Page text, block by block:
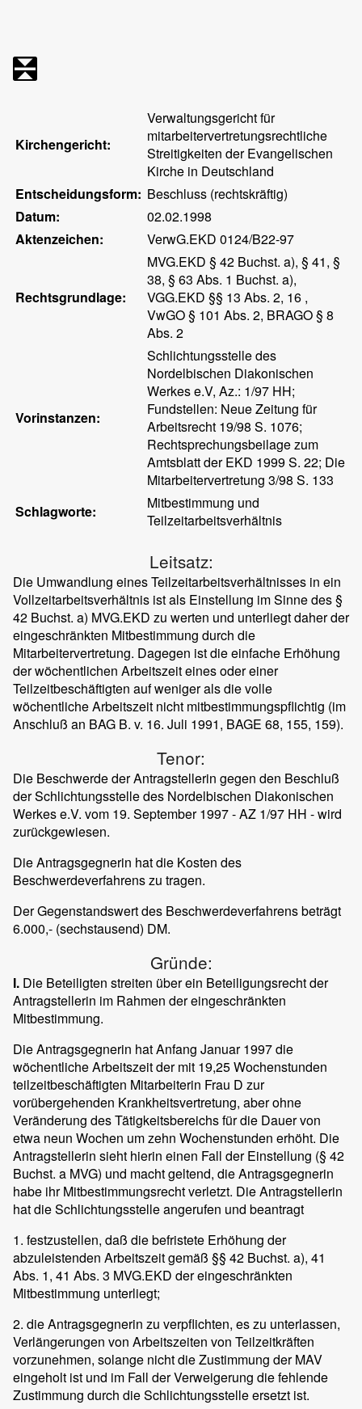
Kirchengericht:
Verwaltungsgericht für
mitarbeitervertretungsrechtliche
Streitigkeiten der Evangelischen
Kirche in Deutschland
Entscheidungsform: Beschluss (rechtskräftig)
Datum:
02.02.1998
Aktenzeichen:
VerwG.EKD 0124/B22-97
Rechtsgrundlage:
MVG.EKD § 42 Buchst. a), § 41, §
38, § 63 Abs. 1 Buchst. a),
VGG.EKD §§ 13 Abs. 2, 16 ,
VwGO § 101 Abs. 2, BRAGO § 8
Abs. 2
Vorinstanzen:
Schlichtungsstelle des
Nordelbischen Diakonischen
Werkes e.V, Az.: 1/97 HH;
Fundstellen: Neue Zeitung für
Arbeitsrecht 19/98 S. 1076;
Rechtsprechungsbeilage zum
Amtsblatt der EKD 1999 S. 22; Die
Mitarbeitervertretung 3/98 S. 133
Schlagworte:
Mitbestimmung und
Teilzeitarbeitsverhältnis
Leitsatz:
Die Umwandlung eines Teilzeitarbeitsverhältnisses in ein
Vollzeitarbeitsverhältnis ist als Einstellung im Sinne des §
42 Buchst. a) MVG.EKD zu werten und unterliegt daher der
eingeschränkten Mitbestimmung durch die
Mitarbeitervertretung. Dagegen ist die einfache Erhöhung
der wöchentlichen Arbeitszeit eines oder einer
Teilzeitbeschäftigten auf weniger als die volle
wöchentliche Arbeitszeit nicht mitbestimmungspflichtig (im
Anschluß an BAG B. v. 16. Juli 1991, BAGE 68, 155, 159).
Tenor:
Die Beschwerde der Antragstellerin gegen den Beschluß
der Schlichtungsstelle des Nordelbischen Diakonischen
Werkes e.V. vom 19. September 1997 - AZ 1/97 HH - wird
zurückgewiesen.
Die Antragsgegnerin hat die Kosten des
Beschwerdeverfahrens zu tragen.
Der Gegenstandswert des Beschwerdeverfahrens beträgt
6.000,- (sechstausend) DM.
Gründe:
I. Die Beteiligten streiten über ein Beteiligungsrecht der
Antragstellerin im Rahmen der eingeschränkten
Mitbestimmung.
Die Antragsgegnerin hat Anfang Januar 1997 die
wöchentliche Arbeitszeit der mit 19,25 Wochenstunden
teilzeitbeschäftigten Mitarbeiterin Frau D zur
vorübergehenden Krankheitsvertretung, aber ohne
Veränderung des Tätigkeitsbereichs für die Dauer von
etwa neun Wochen um zehn Wochenstunden erhöht. Die
Antragstellerin sieht hierin einen Fall der Einstellung (§ 42
Buchst. a MVG) und macht geltend, die Antragsgegnerin
habe ihr Mitbestimmungsrecht verletzt. Die Antragstellerin
hat die Schlichtungsstelle angerufen und beantragt
1. festzustellen, daß die befristete Erhöhung der
abzuleistenden Arbeitszeit gemäß §§ 42 Buchst. a), 41
Abs. 1, 41 Abs. 3 MVG.EKD der eingeschränkten
Mitbestimmung unterliegt;
2. die Antragsgegnerin zu verpflichten, es zu unterlassen,
Verlängerungen von Arbeitszeiten von Teilzeitkräften
vorzunehmen, solange nicht die Zustimmung der MAV
eingeholt ist und im Fall der Verweigerung die fehlende
Zustimmung durch die Schlichtungsstelle ersetzt ist.